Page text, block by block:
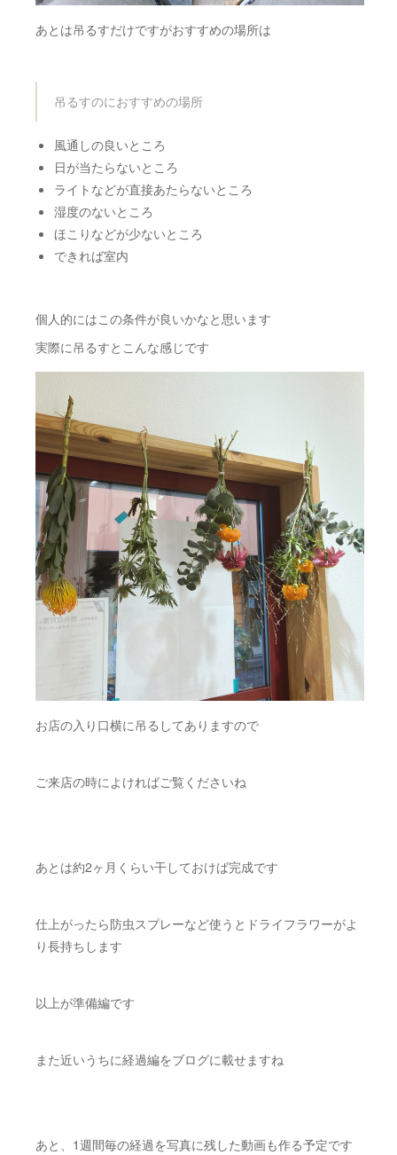
あとは吊るすだけですがおすすめの場所は
吊るすのにおすすめの場所
風通しの良いところ
日が当たらないところ
ライトなどが直接あたらないところ
湿度のないところ
ほこりなどが少ないところ
できれば室内
個人的にはこの条件が良いかなと思います
実際に吊るすとこんな感じです
お店の入り口横に吊るしてありますので
ご来店の時によければご覧くださいね
あとは約2ヶ月くらい干しておけば完成です
仕上がったら防虫スプレーなど使うとドライフラワーがよ
り長持ちします
以上が準備編です
また近いうちに経過編をブログに載せますね
あと、1週間毎の経過を写真に残した動画も作る予定です